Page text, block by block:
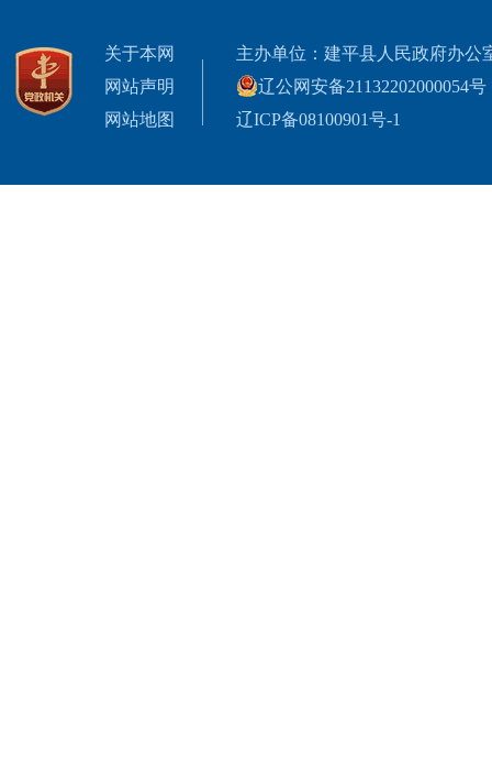
关于本网
网站声明
网站地图
主办单位：建平县人民政府办公
辽公网安备21132202000054号
辽ICP备08100901号-1